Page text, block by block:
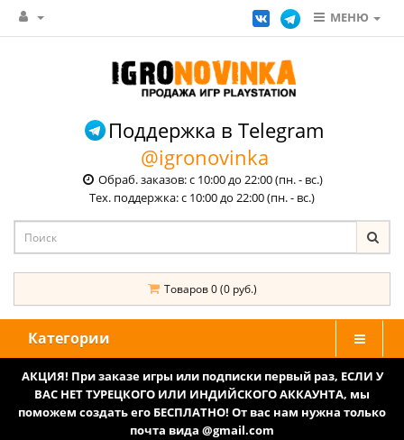
МЕНЮ
Поддержка в Telegram
@igronovinka
Обраб. заказов: с 10:00 до 22:00 (пн. - вс.)
Тех. поддержка: с 10:00 до 22:00 (пн. - вс.)
Товаров 0 (0 руб.)
Категории
АКЦИЯ! При заказе игры или подписки первый раз, ЕСЛИ У
ВАС НЕТ ТУРЕЦКОГО ИЛИ ИНДИЙСКОГО АККАУНТА, мы
поможем создать его БЕСПЛАТНО! От вас нам нужна только
почта вида @gmail.com